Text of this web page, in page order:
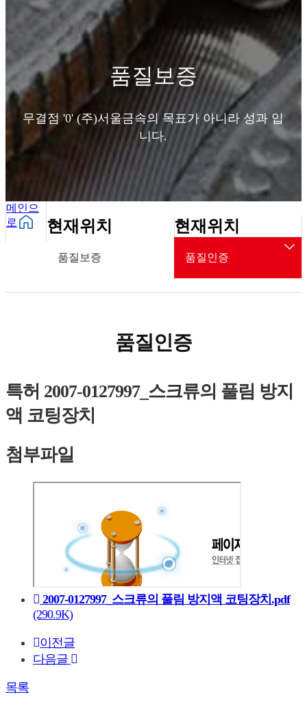
품질보증
무결점 '0' (주)서울금속의 목표가 아니라성과 입
니다.
메인으
로
현재위치
품질보증
현재위치
품질인증
품질인증
특허 2007-0127997_스크류의 풀림 방지
액 코팅장치
첨부파일
2007-0127997_스크류의 풀림 방지액 코팅장치.pdf
(290.9K)
이전글
다음글
목록